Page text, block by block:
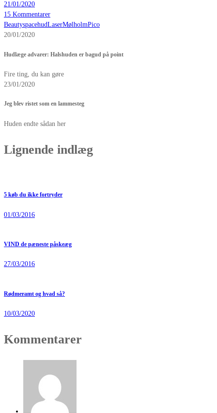
21/01/2020
15 Kommentarer
BeautyspacehudLaserMølholmPico
20/01/2020
Hudlæge advarer: Halshuden er bagud på point
Fire ting, du kan gøre
23/01/2020
Jeg blev ristet som en lammesteg
Huden endte sådan her
Lignende indlæg
5 køb du ikke fortryder
01/03/2016
VIND de pæneste påskeæg
27/03/2016
Rødmeramt og hvad så?
10/03/2020
Kommentarer